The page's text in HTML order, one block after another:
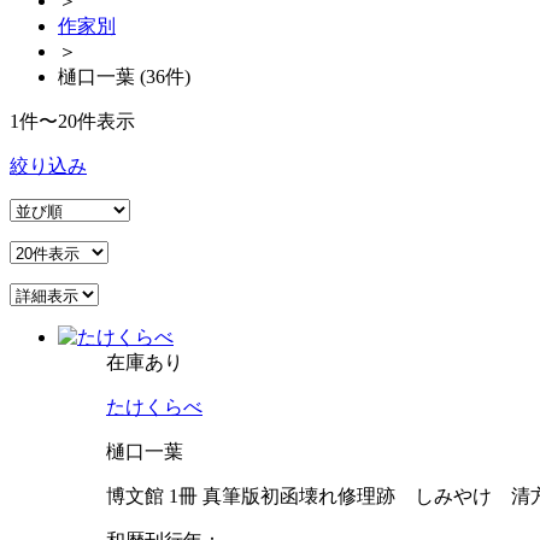
作家別
＞
樋口一葉 (36件)
1件〜20件表示
絞り込み
在庫あり
たけくらべ
樋口一葉
博文館 1冊 真筆版初函壊れ修理跡 しみやけ 清